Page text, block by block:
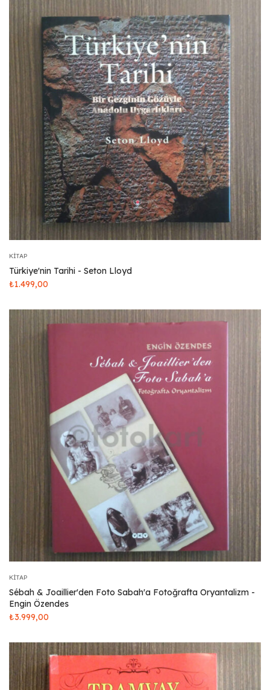
KITAP
Türkiye'nin Tarihi - Seton Lloyd
₺1.499,00
KITAP
Sébah & Joaillier'den Foto Sabah'a Fotoğrafta Oryantalizm -
Engin Özendes
₺3.999,00